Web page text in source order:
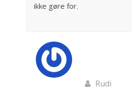
ikke gøre for.
Rudi